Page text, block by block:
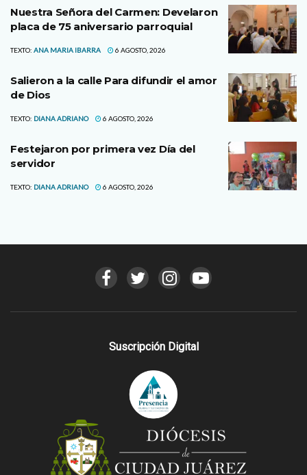
Nuestra Señora del Carmen: Develaron
placa de 75 aniversario parroquial
TEXTO: ANA MARIA IBARRA 6 AGOSTO, 2026
Salieron a la calle Para difundir el amor
de Dios
TEXTO: DIANA ADRIANO 6 AGOSTO, 2026
Festejaron por primera vez Día del
servidor
TEXTO: DIANA ADRIANO 6 AGOSTO, 2026
Suscripción Digital